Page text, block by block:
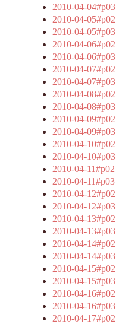
2010-04-04#p03
2010-04-05#p02
2010-04-05#p03
2010-04-06#p02
2010-04-06#p03
2010-04-07#p02
2010-04-07#p03
2010-04-08#p02
2010-04-08#p03
2010-04-09#p02
2010-04-09#p03
2010-04-10#p02
2010-04-10#p03
2010-04-11#p02
2010-04-11#p03
2010-04-12#p02
2010-04-12#p03
2010-04-13#p02
2010-04-13#p03
2010-04-14#p02
2010-04-14#p03
2010-04-15#p02
2010-04-15#p03
2010-04-16#p02
2010-04-16#p03
2010-04-17#p02